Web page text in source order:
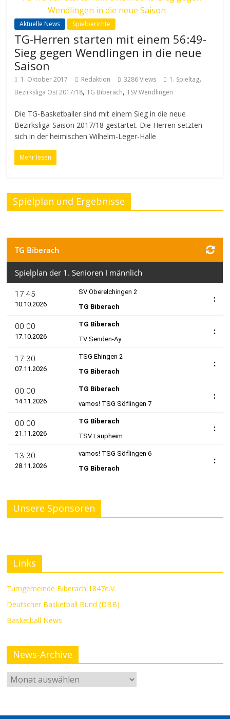
Aktuelle News Spielberichte
TG-Herren starten mit einem 56:49-
Sieg gegen Wendlingen in die neue
Saison
1. Oktober 2017 Redaktion 3286 Views 1. Spieltag,
Bezirksliga Ost 2017/18,TG Biberach,TSV Wendlingen
Die TG-Basketballer sind mit einem Sieg in die neue
Bezirksliga-Saison 2017/18 gestartet. Die Herren setzten
sich in der heimischen Wilhelm-Leger-Halle
Mehr lesen
Spielplan und Ergebnisse
Unsere Sponsoren
Links
Turngemeinde Biberach 1847e.V.
Deutscher Basketball Bund (DBB)
Basketball News
News-Archive